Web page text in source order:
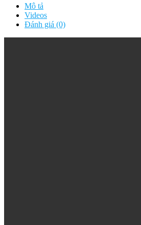
Honey
Gold
Pampering
Mô tả
Videos
Đánh giá (0)